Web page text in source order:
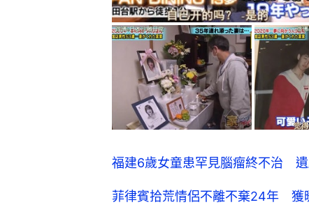
福建6歲女童患罕見腦瘤終不治
菲律賓拾荒情侶不離不棄24年 獲